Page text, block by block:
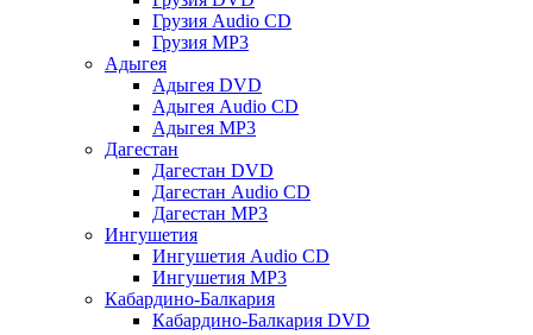
Грузия Audio CD
Грузия MP3
Адыгея
Адыгея DVD
Адыгея Audio CD
Адыгея MP3
Дагестан
Дагестан DVD
Дагестан Audio CD
Дагестан MP3
Ингушетия
Ингушетия Audio CD
Ингушетия MP3
Кабардино-Балкария
Кабардино-Балкария DVD